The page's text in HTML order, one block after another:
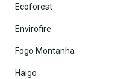
Ecoforest
Envirofire
Fogo Montanha
Haigo